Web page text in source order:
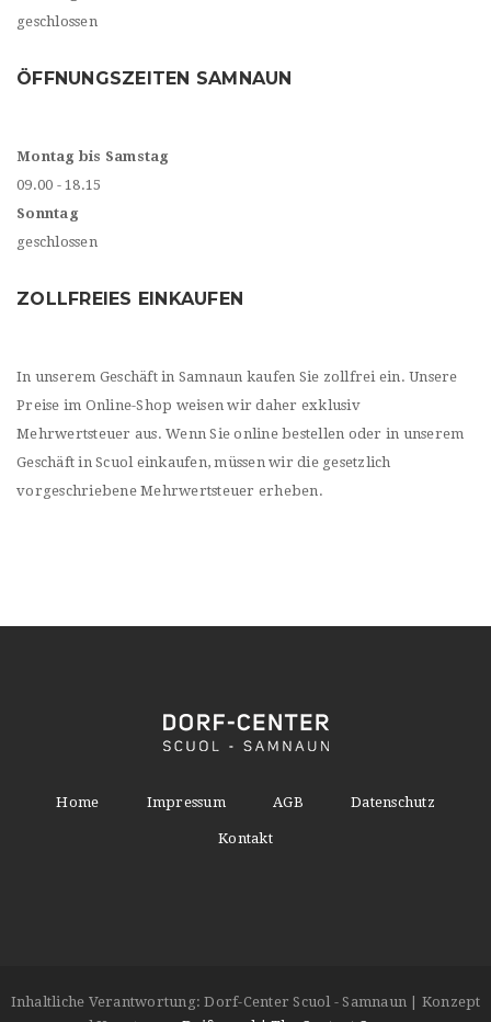
geschlossen
ÖFFNUNGSZEITEN SAMNAUN
Montag bis Samstag
09.00 - 18.15
Sonntag
geschlossen
ZOLLFREIES EINKAUFEN
In unserem Geschäft in Samnaun kaufen Sie zollfrei ein. Unsere
Preise im Online-Shop weisen wir daher exklusiv
Mehrwertsteuer aus. Wenn Sie online bestellen oder in unserem
Geschäft in Scuol einkaufen, müssen wir die gesetzlich
vorgeschriebene Mehrwertsteuer erheben.
Home Impressum AGB Datenschutz
Kontakt
Inhaltliche Verantwortung: Dorf-Center Scuol - Samnaun | Konzept